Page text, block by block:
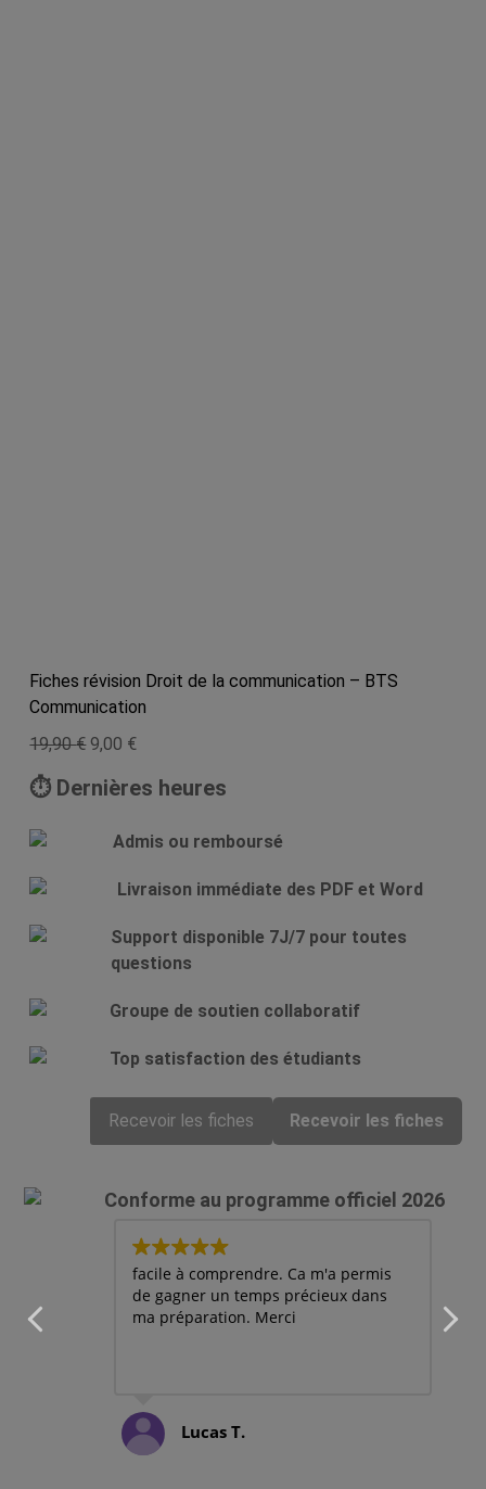
Fiches révision Droit de la communication – BTS
Communication
19,90€ Le
initial
19,90 €.
9,00 €Le
actuel
9,00 €.
⏱ Dernières heures
Admis ou remboursé
Livraison immédiate des PDF et Word
Support disponible 7J/7 pour toutes
questions
Groupe de soutien collaboratif
Top satisfaction des étudiants
Recevoir les fiches Recevoir les fiches
Conforme au programme officiel 2026
facile à comprendre. Ca m'a permis
de gagner un temps précieux dans
ma préparation. Merci
Lucas T.